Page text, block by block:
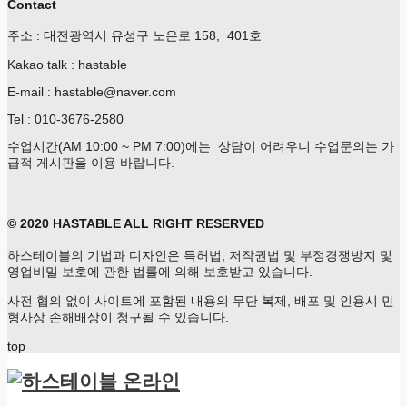
Contact
주소 : 대전광역시 유성구 노은로 158, 401호
Kakao talk : hastable
E-mail : hastable@naver.com
Tel : 010-3676-2580
수업시간(AM 10:00 ~ PM 7:00)에는 상담이 어려우니 수업문의는 가
급적 게시판을 이용 바랍니다.
© 2020 HASTABLE ALL RIGHT RESERVED
하스테이블의 기법과 디자인은 특허법, 저작권법 및 부정경쟁방지 및
영업비밀 보호에 관한 법률에 의해 보호받고 있습니다.
사전 협의 없이 사이트에 포함된 내용의 무단 복제, 배포 및 인용시 민
형사상 손해배상이 청구될 수 있습니다.
top